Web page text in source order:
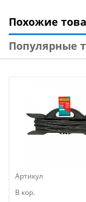
Похожие
Популярные
Артикул
В кор.